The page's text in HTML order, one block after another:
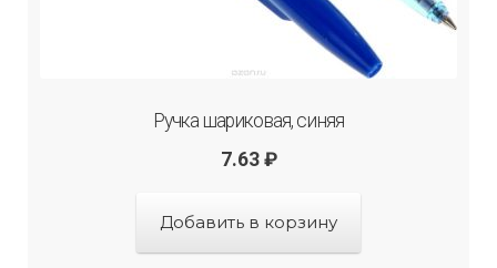
Ручка шариковая, синяя
7.63 ₽
Добавить в корзину